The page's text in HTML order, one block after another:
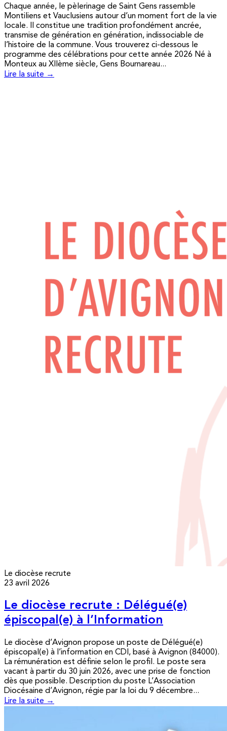
Chaque année, le pèlerinage de Saint Gens rassemble
Montiliens et Vauclusiens autour d’un moment fort de la vie
locale. Il constitue une tradition profondément ancrée,
transmise de génération en génération, indissociable de
l’histoire de la commune. Vous trouverez ci-dessous le
programme des célébrations pour cette année 2026 Né à
Monteux au XIIème siècle, Gens Bournareau...
Lire la suite →
Le diocèse recrute
23 avril 2026
Le diocèse recrute : Délégué(e)
épiscopal(e) à l’Information
Le diocèse d’Avignon propose un poste de Délégué(e)
épiscopal(e) à l’information en CDI, basé à Avignon (84000).
La rémunération est définie selon le profil. Le poste sera
vacant à partir du 30 juin 2026, avec une prise de fonction
dès que possible. Description du poste L’Association
Diocésaine d’Avignon, régie par la loi du 9 décembre...
Lire la suite →